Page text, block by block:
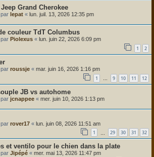
Grand Cherokee
lepat « lun. juil. 13, 2026 12:35 pm
couleur TdT Columbus
Piolexus « lun. juin 22, 2026 6:09 pm
1 2
roussje « mar. juin 16, 2026 1:16 pm
1 … 9 10 11 12
JB vs autohome
jcnappee « mer. juin 10, 2026 1:13 pm
rover17 « lun. juin 08, 2026 11:51 am
1 29 30 31 32
et ventilo pour le chien dans la plate
Jipépé « mer. mai 13, 2026 11:47 pm